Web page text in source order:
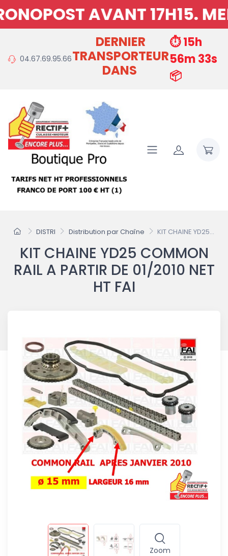
AVANT 17H15. MERCI
04.67.69.95.66
DERNIER
TRANSPORTEUR
DANS
⏱️ 15h
56m 33s
📦
DISTRI Distribution par Chaîne KIT CHAINE YD25...
KIT CHAINE YD25 COMMON
RAIL A PARTIR DE 01/2010 NET
HT FAI
Zoom